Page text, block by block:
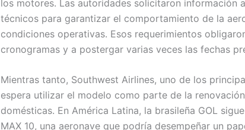
los motores. Las autoridades solicitaron información
técnicos para garantizar el comportamiento de la
condiciones operativas. Esos requerimientos
cronogramas y a postergar varias veces las fechas
Mientras tanto, Southwest Airlines, uno de los
espera utilizar el modelo como parte de la
domésticas. En América Latina, la brasileña GOL
MAX 10, una aeronave que podría desempeñar un